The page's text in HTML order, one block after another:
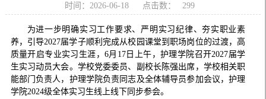
时间：2026-06-18 点击数： 299
为进一步明确实习工作要求、严明实习纪律、夯实职业素
养，引导2027届学子顺利完成从校园课堂到职场岗位的过渡，高
质量开启专业实习生涯，6月17日上午，护理学院召开2027届学
生实习动员大会。学校党委委员、副校长陈强出席，学校相关职
能部门负责人，护理学院负责同志及全体辅导员参加会议，护理
学院2024级全体实习生线上线下同步参会。